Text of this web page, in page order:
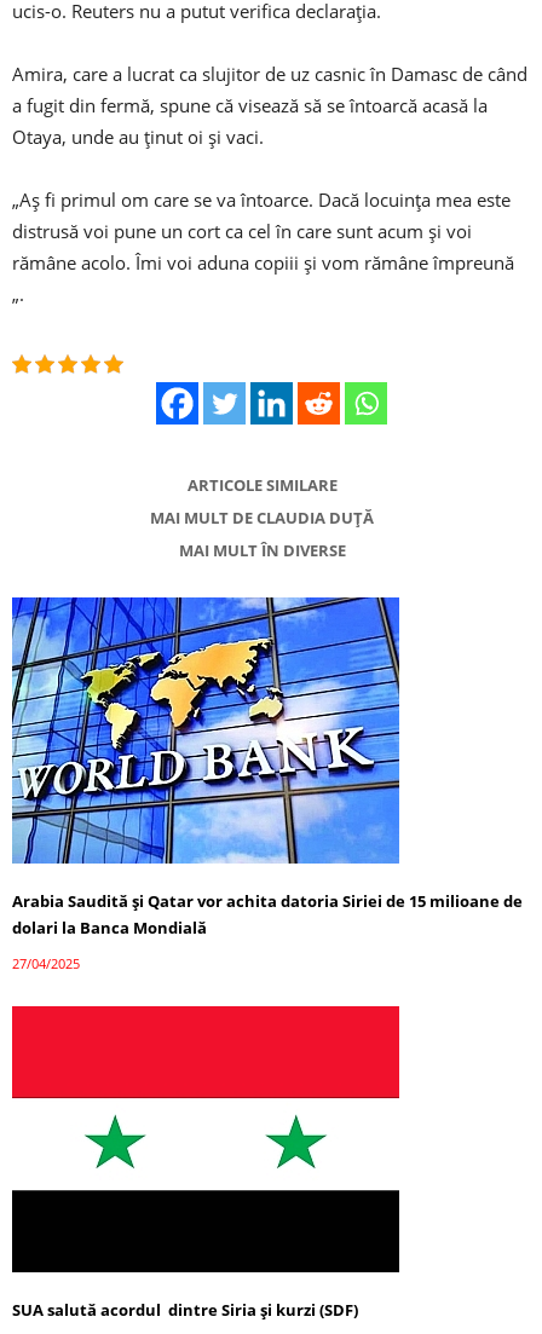
ucis-o. Reuters nu a putut verifica declarația.
Amira, care a lucrat ca slujitor de uz casnic în Damasc de când
a fugit din fermă, spune că visează să se întoarcă acasă la
Otaya, unde au ținut oi și vaci.
„Aș fi primul om care se va întoarce. Dacă locuința mea este
distrusă voi pune un cort ca cel în care sunt acum și voi
rămâne acolo. Îmi voi aduna copiii și vom rămâne împreună
„.
ARTICOLE SIMILARE
MAI MULT DE CLAUDIA DUȚĂ
MAI MULT ÎN DIVERSE
Arabia Saudită și Qatar vor achita datoria Siriei de 15 milioane de
dolari la Banca Mondială
27/04/2025
SUA salută acordul dintre Siria și kurzi (SDF)